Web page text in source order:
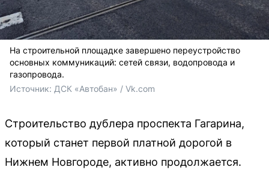
На строительной площадке завершено переустройство
основных коммуникаций: сетей связи, водопровода и
газопровода.
Источник: ДСК «Автобан» / Vk.com
Строительство дублера проспекта Гагарина,
который станет первой платной дорогой в
Нижнем Новгороде, активно продолжается.